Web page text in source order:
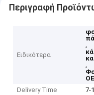
Περιγραφή
Ειδικότερα
,
,
Delivery Time
7-